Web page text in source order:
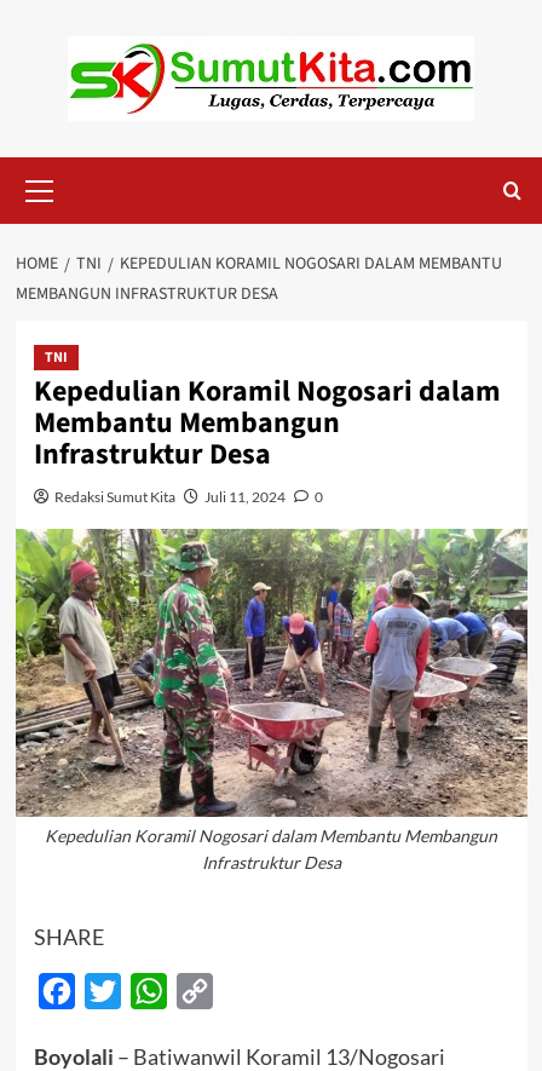
Menu
HOME TNI
KEPEDULIAN KORAMIL NOGOSARI DALAM MEMBANTU
MEMBANGUN INFRASTRUKTUR DESA
TNI
Kepedulian Koramil Nogosari dalam
Membantu Membangun
Infrastruktur Desa
Redaksi Sumut Kita Juli 11, 2024 0
Kepedulian Koramil Nogosari dalam Membantu Membangun
Infrastruktur Desa
SHARE
Facebook
Twitter WhatsApp
Boyolali – Batiwanwil Koramil 13/Nogosari